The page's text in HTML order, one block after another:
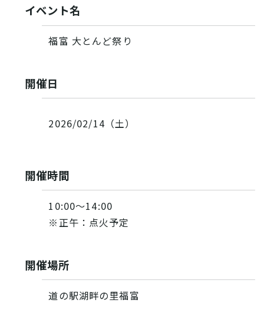
イベント名
福富 大とんど祭り
開催日
2026/02/14（土）
開催時間
10:00〜14:00
※正午：点火予定
開催場所
道の駅湖畔の里福富
お知らせ
酒蔵営業時間
交通アクセス
観光ガイド案内
花の開花状況
観光に関するお問い合わせ
イベント情報掲載申込フォーム